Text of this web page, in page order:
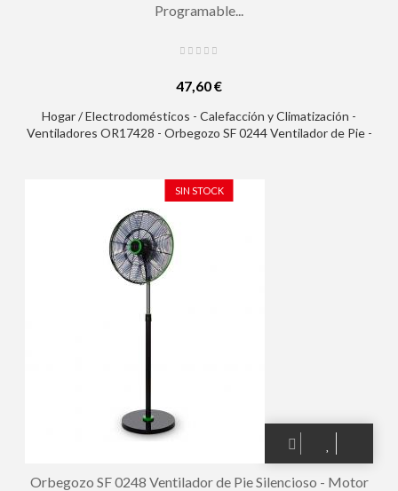
Programable...
47,60 €
Hogar / Electrodomésticos - Calefacción y Climatización -
Ventiladores OR17428 - Orbegozo SF 0244 Ventilador de Pie -
Silencioso
SIN STOCK
Orbegozo SF 0248 Ventilador de Pie Silencioso - Motor